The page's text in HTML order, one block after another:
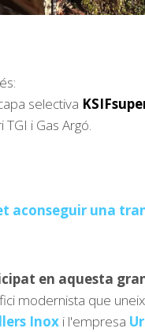
selectiva
i Gas Argó.
aconseguir una
en aquesta
modernista que
Inox i l'empresa